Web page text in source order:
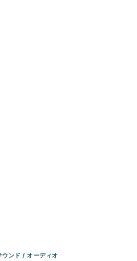
ウンド / オーディオ